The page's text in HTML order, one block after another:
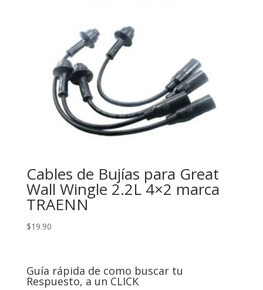
Cables de Bujías para Great
Wall Wingle 2.2L 4×2 marca
TRAENN
$19.90
Guía rápida de como buscar tu
Respuesto, a un CLICK